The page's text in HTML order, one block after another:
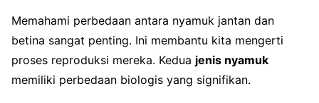
Memahami perbedaan antara nyamuk jantan dan
betina sangat penting. Ini membantu kita mengerti
proses reproduksi mereka. Kedua jenis nyamuk
memiliki perbedaan biologis yang signifikan.